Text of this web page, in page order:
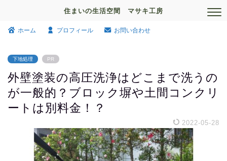
住まいの生活空間 マサキ工房
ホーム プロフィール お問い合わせ
下地処理 PR
外壁塗装の高圧洗浄はどこまで洗うの
が一般的？ブロック塀や土間コンクリ
ートは別料金！？
2022-05-28